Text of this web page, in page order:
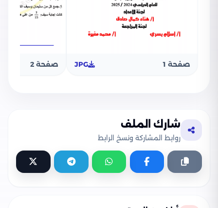
صفحة 1 JPG صفحة 2
شارك الملف
روابط المشاركة ونسخ الرابط